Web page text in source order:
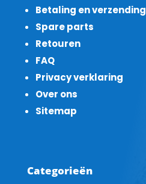
Betaling en verzending
Spare parts
Retouren
FAQ
Privacy verklaring
Over ons
Sitemap
Categorieën